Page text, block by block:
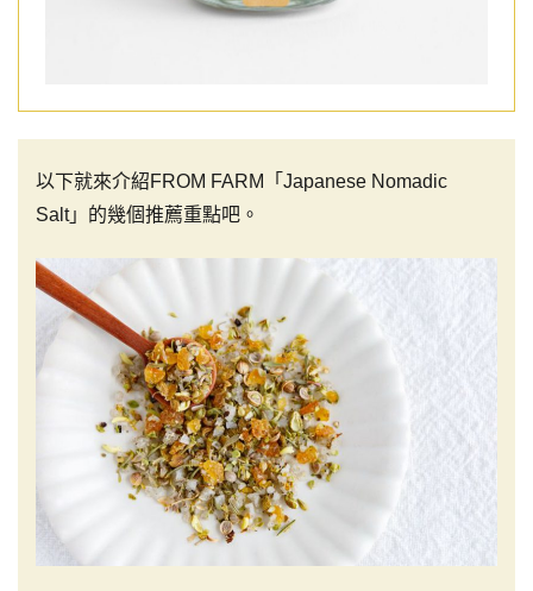
以下就來介紹FROM FARM「Japanese Nomadic
Salt」的幾個推薦重點吧。